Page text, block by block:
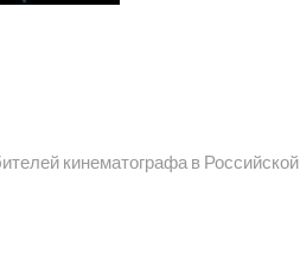
кинематографа в Российской